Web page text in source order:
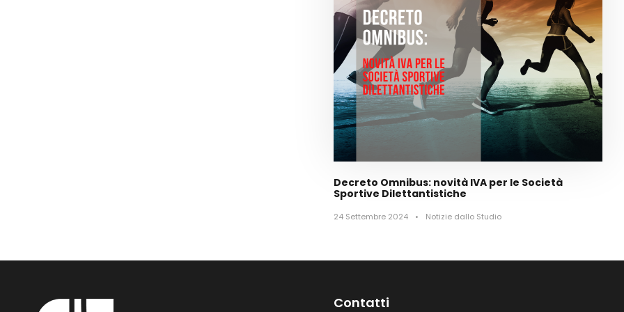
Decreto Omnibus: novità IVA per le Società
Sportive Dilettantistiche
24 Settembre 2024 • Notizie dallo Studio
Contatti